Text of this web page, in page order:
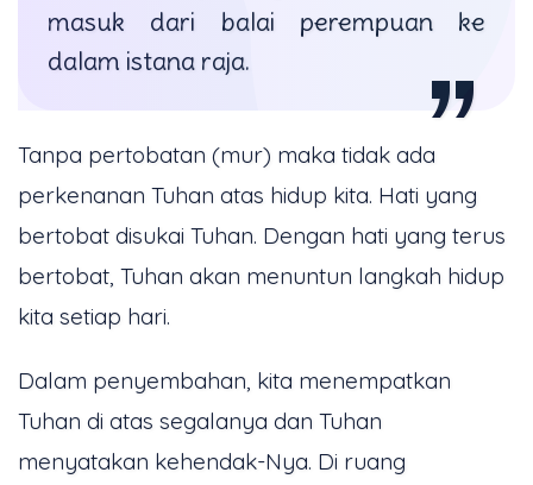
masuk dari balai perempuan ke
dalam istana raja.
Tanpa pertobatan (mur) maka tidak ada
perkenanan Tuhan atas hidup kita. Hati yang
bertobat disukai Tuhan. Dengan hati yang terus
bertobat, Tuhan akan menuntun langkah hidup
kita setiap hari.
Dalam penyembahan, kita menempatkan
Tuhan di atas segalanya dan Tuhan
menyatakan kehendak-Nya. Di ruang